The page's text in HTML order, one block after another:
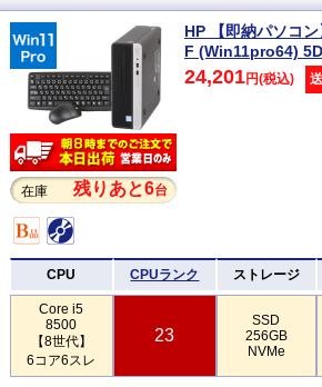
在庫 残りあと6台
HP 【即納パソコ
F (Win11pro64)
24,201円(税込)
CPU CPUランク ストレージ
Core i5
8500
【8世代】
6コア6スレ
23
SSD
256GB
NVMe